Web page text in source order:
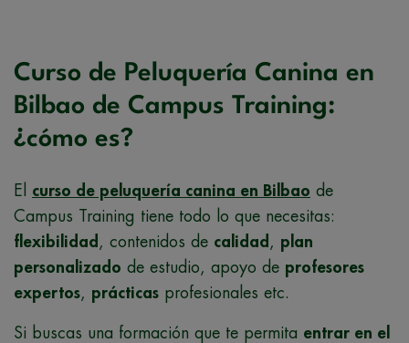
Curso de Peluquería Canina en
Bilbao de Campus Training:
¿cómo es?
El curso de peluquería canina en Bilbao de
Campus Training tiene todo lo que necesitas:
flexibilidad , contenidos de calidad , plan
personalizado de estudio, apoyo de profesores
expertos, prácticas profesionales etc.
Si buscas una formación que te permita entrar en el